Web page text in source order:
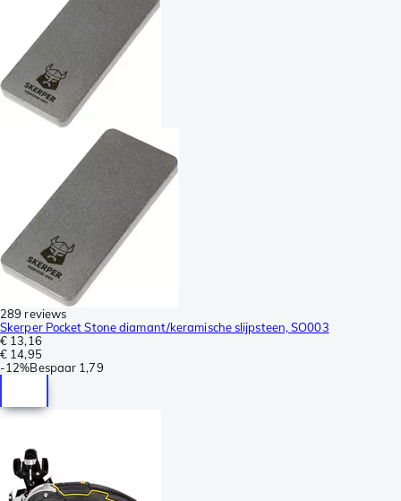
289 reviews
Skerper Pocket Stone diamant/keramische slijpsteen, SO003
€ 13,16
€ 14,95
-12%Bespaar 1,79